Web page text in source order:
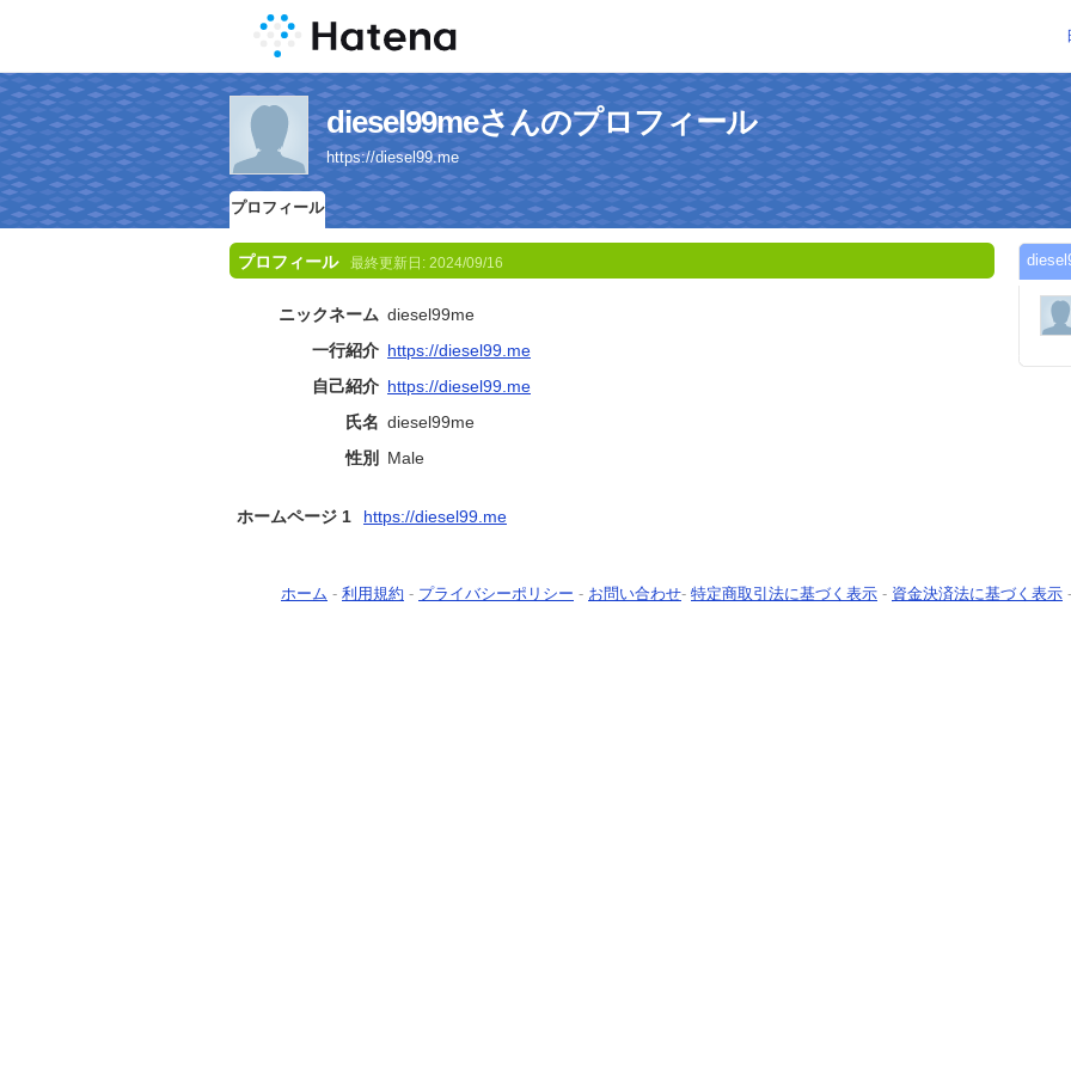
diesel99meさんのプロフィール
https://diesel99.me
プロフィール
プロフィール 最終更新日: 2024/09/16
ニックネーム diesel99me
一行紹介 https://diesel99.me
自己紹介 https://diesel99.me
氏名 diesel99me
性別
Male
ホームページ 1 https://diesel99.me
ホーム - 利用規約 - プライバシーポリシー - お問い合わせ- 特定商取引法に基づく表示 - 資金決済法に基づく表示 -